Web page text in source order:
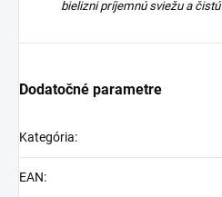
bielizni príjemnú sviežu a
Dodatočné parametre
Kategória:
EAN: